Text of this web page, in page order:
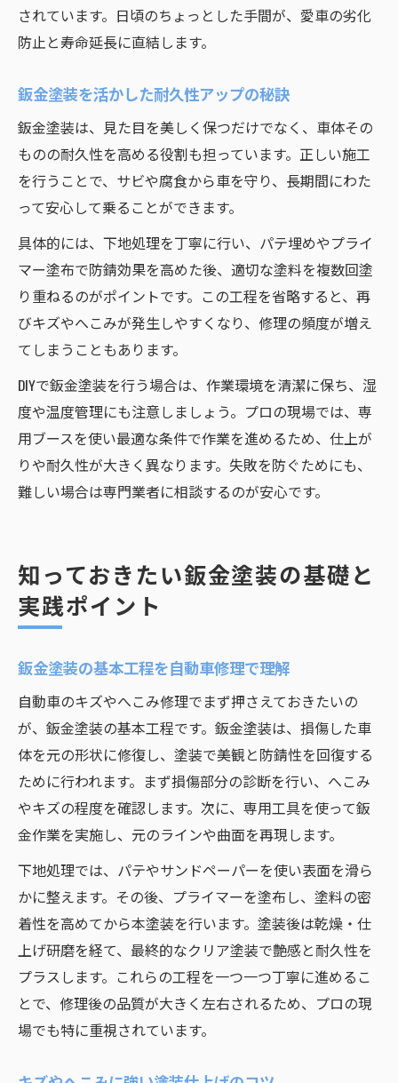
されています。日頃のちょっとした手間が、愛車の劣化
防止と寿命延長に直結します。
鈑金塗装を活かした耐久性アップの秘訣
鈑金塗装は、見た目を美しく保つだけでなく、車体その
ものの耐久性を高める役割も担っています。正しい施工
を行うことで、サビや腐食から車を守り、長期間にわた
って安心して乗ることができます。
具体的には、下地処理を丁寧に行い、パテ埋めやプライ
マー塗布で防錆効果を高めた後、適切な塗料を複数回塗
り重ねるのがポイントです。この工程を省略すると、再
びキズやへこみが発生しやすくなり、修理の頻度が増え
てしまうこともあります。
DIYで鈑金塗装を行う場合は、作業環境を清潔に保ち、湿
度や温度管理にも注意しましょう。プロの現場では、専
用ブースを使い最適な条件で作業を進めるため、仕上が
りや耐久性が大きく異なります。失敗を防ぐためにも、
難しい場合は専門業者に相談するのが安心です。
知っておきたい鈑金塗装の基礎と
実践ポイント
鈑金塗装の基本工程を自動車修理で理解
自動車のキズやへこみ修理でまず押さえておきたいの
が、鈑金塗装の基本工程です。鈑金塗装は、損傷した車
体を元の形状に修復し、塗装で美観と防錆性を回復する
ために行われます。まず損傷部分の診断を行い、へこみ
やキズの程度を確認します。次に、専用工具を使って鈑
金作業を実施し、元のラインや曲面を再現します。
下地処理では、パテやサンドペーパーを使い表面を滑ら
かに整えます。その後、プライマーを塗布し、塗料の密
着性を高めてから本塗装を行います。塗装後は乾燥・仕
上げ研磨を経て、最終的なクリア塗装で艶感と耐久性を
プラスします。これらの工程を一つ一つ丁寧に進めるこ
とで、修理後の品質が大きく左右されるため、プロの現
場でも特に重視されています。